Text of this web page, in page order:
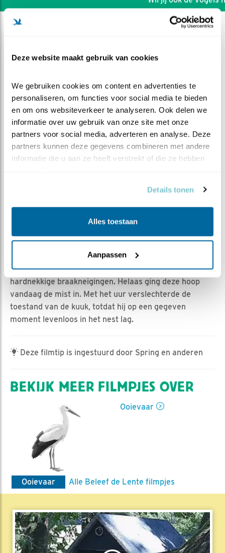
Deze website maakt gebruik van cookies
We gebruiken cookies om content en advertenties te
personaliseren, om functies voor social media te bieden
en om ons websiteverkeer te analyseren. Ook delen we
informatie over uw gebruik van onze site met onze
partners voor social media, adverteren en analyse. Deze
partners kunnen deze gegevens combineren met andere
informatie die u aan ze heeft verstrekt of die ze hebben
Details tonen
Alles toestaan
Aanpassen
Triest einde seizoen
Jan-Willem BDL | Geplaatst op 14 mei 2022, 10:33 |
Vind ik leuk| Bewaar dit filmpje|
514x
Lang bleef er hoop dat er tenminste een kuuk
uiteindelijk zou uitvliegen. Ook al had deze kuuk
hardnekkige braakneigingen. Helaas ging deze hoop
vandaag de mist in. Met het uur verslechterde de
toestand van de kuuk, totdat hij op een gegeven
moment levenloos in het nest lag.
Deze filmtip is ingestuurd door Spring en anderen
BEKIJK MEER FILMPJES OVER
Ooievaar
Ooievaar Alle Beleef de Lente filmpjes